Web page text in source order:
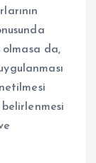
olmasa da,